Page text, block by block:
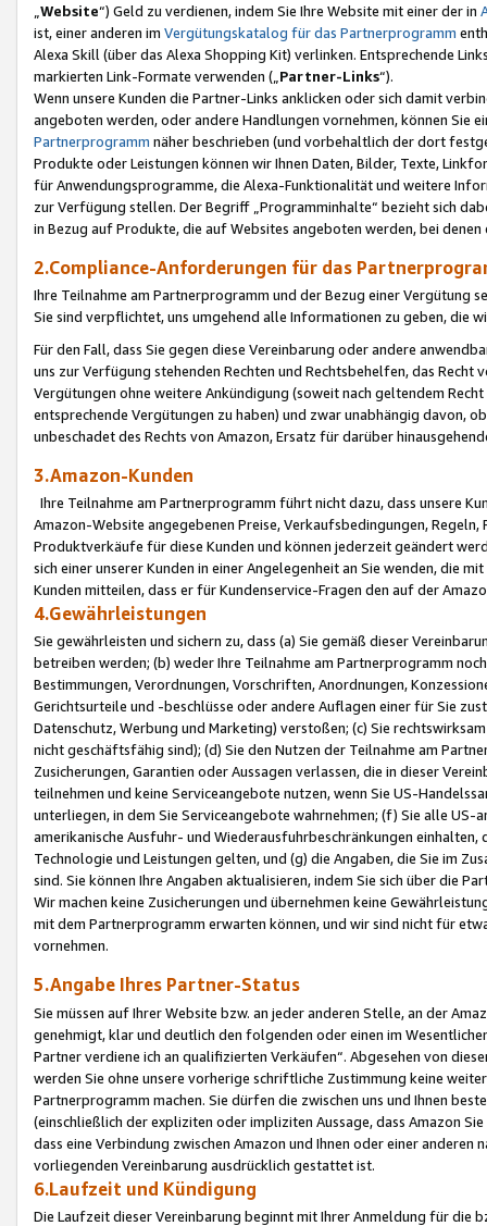
Website“) Geld zu verdienen, indem Sie Ihre Website mit einer der in
ist, einer anderen im Vergütungskatalog für das Partnerprogramm
Alexa Skill (über das Alexa Shopping Kit) verlinken. Entsprechende
markierten Link-Formate verwenden („ Partner-Links“).
Wenn unsere Kunden die Partner-Links anklicken oder sich damit
angeboten werden, oder andere Handlungen vornehmen, können Sie
Partnerprogramm näher beschrieben (und vorbehaltlich der dort
Produkte oder Leistungen können wir Ihnen Daten, Bilder, Texte,
für Anwendungsprogramme, die Alexa-Funktionalität und weitere
zur Verfügung stellen. Der Begriff „Programminhalte“ bezieht sich
in Bezug auf Produkte, die auf Websites angeboten werden, bei
2.Compliance-Anforderungen für das
Ihre Teilnahme am Partnerprogramm und der Bezug einer Vergütung
Sie sind verpflichtet, uns umgehend alle Informationen zu geben, die
Für den Fall, dass Sie gegen diese Vereinbarung oder andere
uns zur Verfügung stehenden Rechten und Rechtsbehelfen, das
Vergütungen ohne weitere Ankündigung (soweit nach geltendem
entsprechende Vergütungen zu haben) und zwar unabhängig davon,
unbeschadet des Rechts von Amazon, Ersatz für darüber
3.Amazon-Kunden
Ihre Teilnahme am Partnerprogramm führt nicht dazu, dass unsere
Amazon-Website angegebenen Preise, Verkaufsbedingungen,
Produktverkäufe für diese Kunden und können jederzeit geändert
sich einer unserer Kunden in einer Angelegenheit an Sie wenden, die
Kunden mitteilen, dass er für Kundenservice-Fragen den auf der
4.Gewährleistungen
Sie gewährleisten und sichern zu, dass (a) Sie gemäß dieser
betreiben werden; (b) weder Ihre Teilnahme am Partnerprogramm
Bestimmungen, Verordnungen, Vorschriften, Anordnungen,
Gerichtsurteile und -beschlüsse oder andere Auflagen einer für Sie
Datenschutz, Werbung und Marketing) verstoßen; (c) Sie
nicht geschäftsfähig sind); (d) Sie den Nutzen der Teilnahme am
Zusicherungen, Garantien oder Aussagen verlassen, die in dieser
teilnehmen und keine Serviceangebote nutzen, wenn Sie US-
unterliegen, in dem Sie Serviceangebote wahrnehmen; (f) Sie alle
amerikanische Ausfuhr- und Wiederausfuhrbeschränkungen
Technologie und Leistungen gelten, und (g) die Angaben, die Sie im
sind. Sie können Ihre Angaben aktualisieren, indem Sie sich über die
Wir machen keine Zusicherungen und übernehmen keine
mit dem Partnerprogramm erwarten können, und wir sind nicht für
vornehmen.
5.Angabe Ihres Partner-Status
Sie müssen auf Ihrer Website bzw. an jeder anderen Stelle, an der
genehmigt, klar und deutlich den folgenden oder einen im
Partner verdiene ich an qualifizierten Verkäufen“. Abgesehen von
werden Sie ohne unsere vorherige schriftliche Zustimmung keine
Partnerprogramm machen. Sie dürfen die zwischen uns und Ihnen
(einschließlich der expliziten oder impliziten Aussage, dass Amazon
dass eine Verbindung zwischen Amazon und Ihnen oder einer
vorliegenden Vereinbarung ausdrücklich gestattet ist.
6.Laufzeit und Kündigung
Die Laufzeit dieser Vereinbarung beginnt mit Ihrer Anmeldung für die